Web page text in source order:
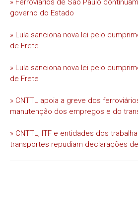
governo do Estado
» Lula sanciona nova lei pelo
de Frete
» Lula sanciona nova lei pelo
de Frete
» CNTTL apoia a greve dos
manutenção dos empregos e do
» CNTTL, ITF e entidades dos
transportes repudiam declarações